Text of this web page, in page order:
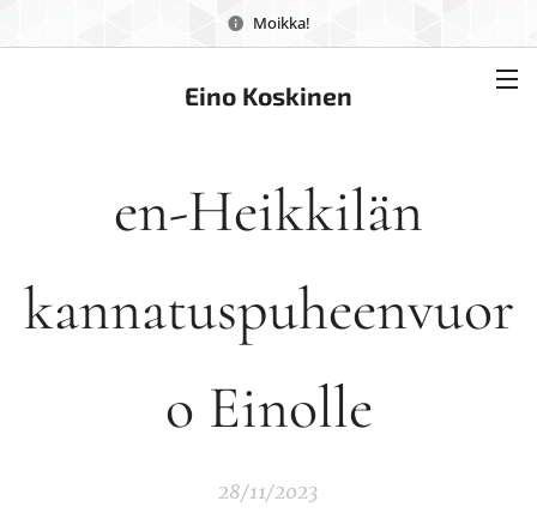
Moikka!
Eino Koskinen
en-Heikkilän
kannatuspuheenvuor
o Einolle
28/11/2023